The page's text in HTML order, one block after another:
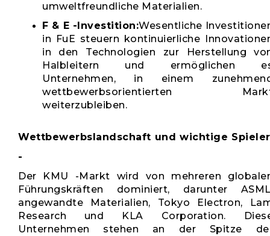
umweltfreundliche Materialien.
F & E -Investition:Wesentliche
in FuE steuern kontinuierliche
in den Technologien zur Herstellung
Halbleitern und ermöglichen
Unternehmen, in einem
wettbewerbsorientierten
weiterzubleiben.
Wettbewerbslandschaft und wichtige
-
Der KMU -Markt wird von mehreren
Führungskräften dominiert, darunter
angewandte Materialien, Tokyo Electron,
Research und KLA Corporation.
Unternehmen stehen an der Spitze